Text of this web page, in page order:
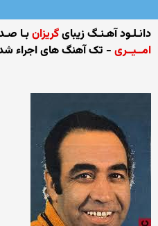
دانـلـود آهـنـگ زیبایگریزانبـا
امــیــری - تک آهنگ های اجراء